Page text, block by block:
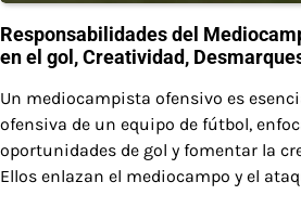
Responsabilidades del
en el gol, Creatividad,
Un mediocampista ofensivo es
ofensiva de un equipo de fútbol,
oportunidades de gol y fomentar la
Ellos enlazan el mediocampo y el